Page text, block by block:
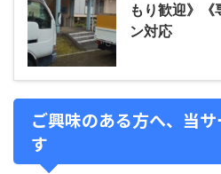
もり歓迎》《
ン対応
ご興味のある方へ、当
す